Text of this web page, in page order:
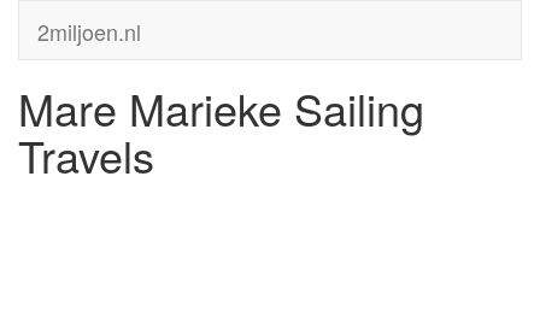
2miljoen.nl
Mare Marieke Sailing
Travels